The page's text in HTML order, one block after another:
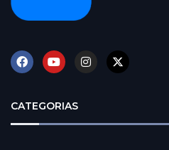
CATEGORIAS